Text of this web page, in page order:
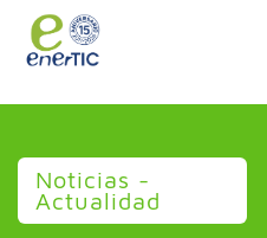
Noticias -
Actualidad